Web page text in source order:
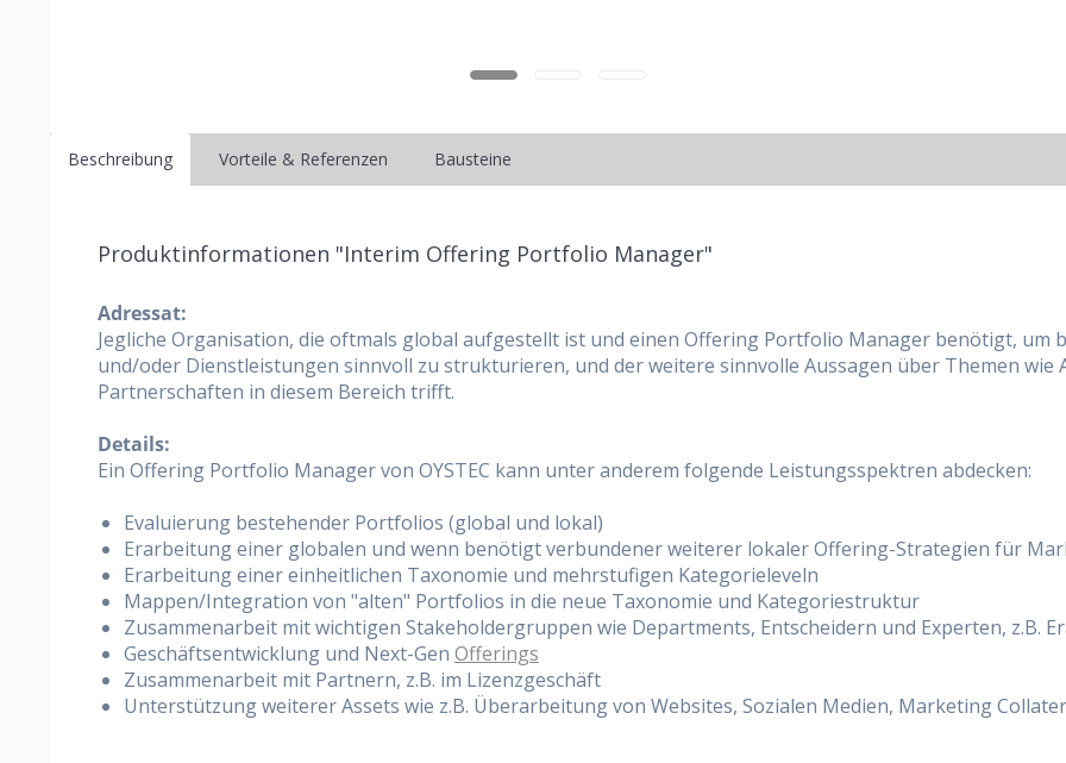
Beschreibung Vorteile & Referenzen Bausteine
Produktinformationen "Interim Offering Portfolio Manager"
Adressat:
Jegliche Organisation, die oftmals global aufgestellt ist und einen Offering Portfolio Manager benötigt, um
und/oder Dienstleistungen sinnvoll zu strukturieren, und der weitere sinnvolle Aussagen über Themen
Partnerschaften in diesem Bereich trifft.
Details:
Ein Offering Portfolio Manager von OYSTEC kann unter anderem folgende Leistungsspektren abdecken:
Evaluierung bestehender Portfolios (global und lokal)
Erarbeitung einer globalen und wenn benötigt verbundener weiterer lokaler Offering-Strategien für
Erarbeitung einer einheitlichen Taxonomie und mehrstufigen Kategorieleveln
Mappen/Integration von "alten" Portfolios in die neue Taxonomie und Kategoriestruktur
Zusammenarbeit mit wichtigen Stakeholdergruppen wie Departments, Entscheidern und Experten, z.B.
Geschäftsentwicklung und Next-Gen Offerings
Zusammenarbeit mit Partnern, z.B. im Lizenzgeschäft
Unterstützung weiterer Assets wie z.B. Überarbeitung von Websites, Sozialen Medien, Marketing